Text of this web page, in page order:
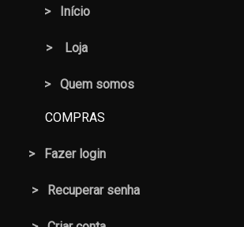
> Início
> Loja
> Quem somos
COMPRAS
> Fazer login
> Recuperar senha